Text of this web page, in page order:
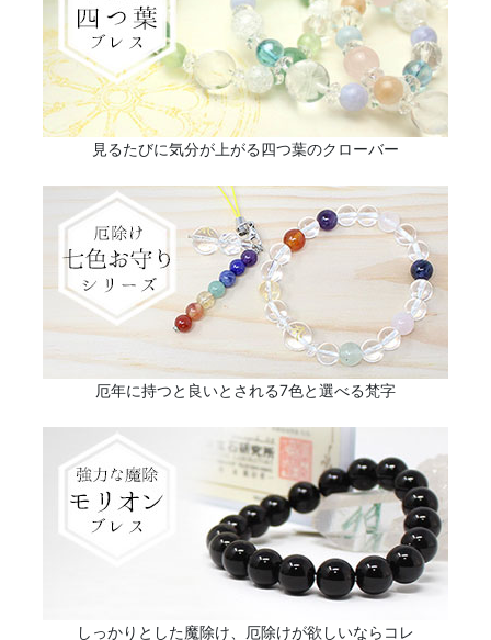
見るたびに気分が上がる四つ葉のクローバー
厄年に持つと良いとされる7色と選べる梵字
しっかりとした魔除け、厄除けが欲しいならコレ